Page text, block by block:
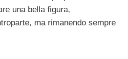
una bella figura,
ma rimanendo sempre